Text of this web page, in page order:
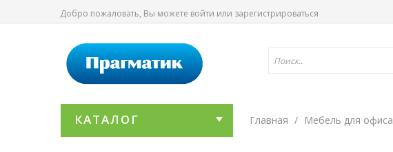
Добро пожаловать, Вы можете войти или зарегистрироваться
КАТАЛОГ Главная Мебель для офиса